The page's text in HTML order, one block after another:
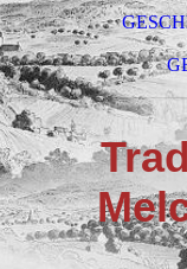
T
M